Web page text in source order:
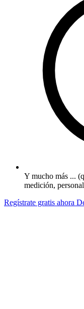
Y mucho más ...
medición,
Regístrate gratis ahora